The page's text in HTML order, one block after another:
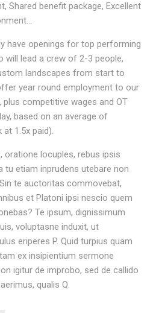
Shared benefit package, Excellent
have openings for top performing
will lead a crew of 2-3 people,
landscapes from start to
year round employment to our
plus competitive wages and OT
based on an average of
at 1.5x paid).
oratione locuples, rebus ipsis
tu etiam inprudens utebare non
te auctoritas commovebat,
et Platoni ipsi nescio quem
Te ipsum, dignissimum
voluptasne induxit, ut
eriperes P. Quid turpius quam
ex insipientium sermone
igitur de improbo, sed de callido
qualis Q.